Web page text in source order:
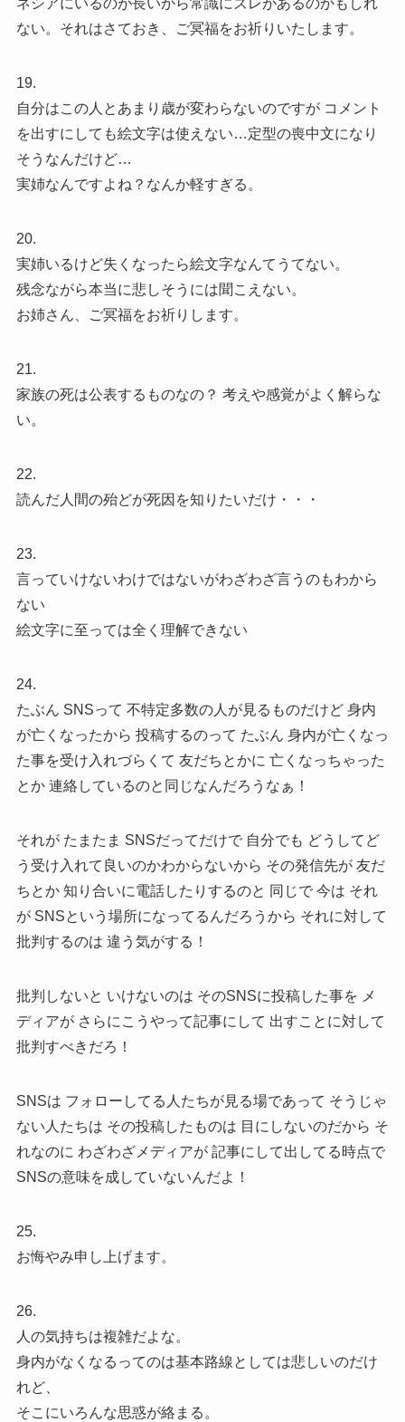
ネシアにいるのが長いから常識にズレがあるのかもしれ
ない。それはさておき、ご冥福をお祈りいたします。
19.
自分はこの人とあまり歳が変わらないのですが コメント
を出すにしても絵文字は使えない…定型の喪中文になり
そうなんだけど…
実姉なんですよね？なんか軽すぎる。
20.
実姉いるけど失くなったら絵文字なんてうてない。
残念ながら本当に悲しそうには聞こえない。
お姉さん、ご冥福をお祈りします。
21.
家族の死は公表するものなの？ 考えや感覚がよく解らな
い。
22.
読んだ人間の殆どが死因を知りたいだけ・・・
23.
言っていけないわけではないがわざわざ言うのもわから
ない
絵文字に至っては全く理解できない
24.
たぶん SNSって 不特定多数の人が見るものだけど 身内
が亡くなったから 投稿するのって たぶん 身内が亡くなっ
た事を受け入れづらくて 友だちとかに 亡くなっちゃった
とか 連絡しているのと同じなんだろうなぁ！
それが たまたま SNSだってだけで 自分でも どうしてど
う受け入れて良いのかわからないから その発信先が 友だ
ちとか 知り合いに電話したりするのと 同じで 今は それ
が SNSという場所になってるんだろうから それに対して
批判するのは 違う気がする！
批判しないと いけないのは そのSNSに投稿した事を メ
ディアが さらにこうやって記事にして 出すことに対して
批判すべきだろ！
SNSは フォローしてる人たちが見る場であって そうじゃ
ない人たちは その投稿したものは 目にしないのだから そ
れなのに わざわざメディアが 記事にして出してる時点で
SNSの意味を成していないんだよ！
25.
お悔やみ申し上げます。
26.
人の気持ちは複雑だよな。
身内がなくなるってのは基本路線としては悲しいのだけ
れど、
そこにいろんな思惑が絡まる。